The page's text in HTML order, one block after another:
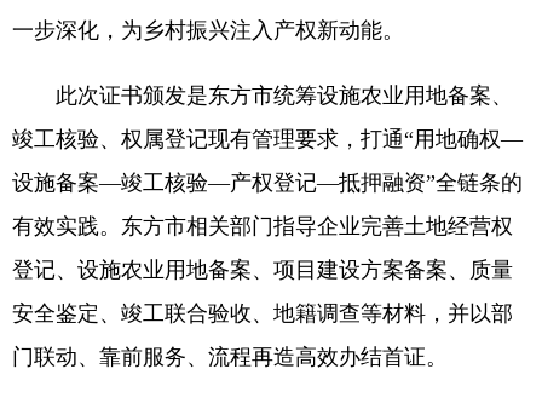
一步深化，为乡村振兴注入产权新动能。
此次证书颁发是东方市统筹设施农业用地备案、
竣工核验、权属登记现有管理要求，打通“用地确权—
设施备案—竣工核验—产权登记—抵押融资”全链条的
有效实践。东方市相关部门指导企业完善土地经营权
登记、设施农业用地备案、项目建设方案备案、质量
安全鉴定、竣工联合验收、地籍调查等材料，并以部
门联动、靠前服务、流程再造高效办结首证。